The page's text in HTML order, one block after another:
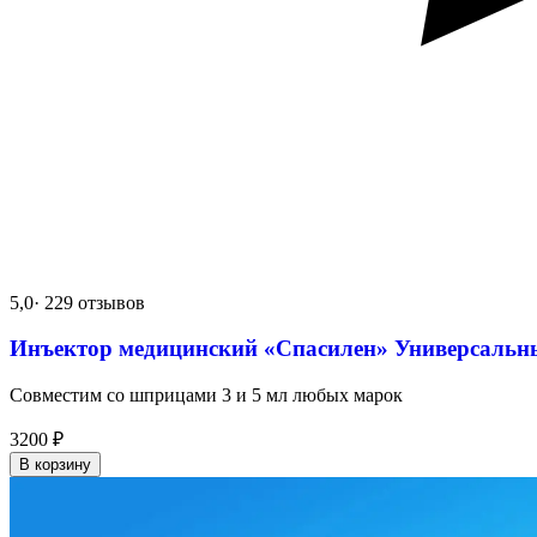
5,0· 229 отзывов
Инъектор медицинский «Спасилен»
Совместим со шприцами 3 и 5 мл любых марок
3200 ₽
В корзину